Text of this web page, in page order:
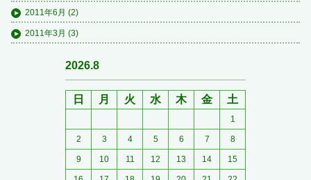
2011年6月 (2)
2011年3月 (3)
2026.8
日 月 火 水 木 金 土
1
2 3 4 5 6 7 8
9 10 11 12 13 14 15